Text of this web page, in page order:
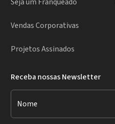
Vendas Corporativas
Projetos Assinados
Receba nossas Newsletter
Nome